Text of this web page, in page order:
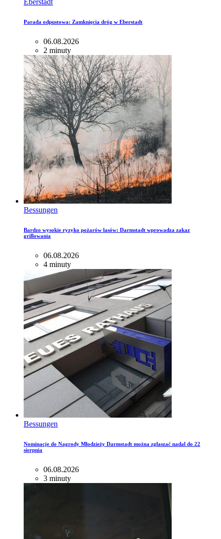
Eberstadt
Parada odpustowa: Zamknięcia dróg w Eberstadt
06.08.2026
2 minuty
Bessungen
Bardzo wysokie ryzyko pożarów lasów: Darmstadt wprowadza zakaz
grillowania
06.08.2026
4 minuty
Bessungen
Nominacje do Nagrody Młodzieży Darmstadt można zgłaszać nadal do 22
sierpnia
06.08.2026
3 minuty